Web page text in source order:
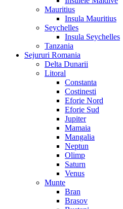
Mauritius
Insula Mauritius
Seychelles
Insula Seychelles
Tanzania
Sejururi Romania
Delta Dunarii
Litoral
Constanta
Costinesti
Eforie Nord
Eforie Sud
Jupiter
Mamaia
Mangalia
Neptun
Olimp
Saturn
Venus
Munte
Bran
Brasov